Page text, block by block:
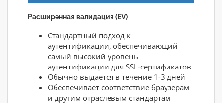
Расширенная валидация (EV)
Стандартный подход к
аутентификации, обеспечивающий
самый высокий уровень
аутентификации для SSL-сертификатов
Обычно выдается в течение 1-3 дней
Обеспечивает соответствие браузерам
и другим отраслевым стандартам